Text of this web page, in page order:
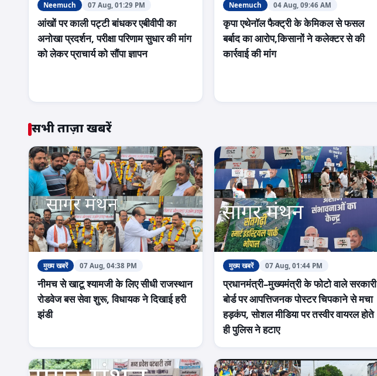
Neemuch 07 Aug, 01:29 PM
आंखों पर काली पट्टी बांधकर एबीवीपी का
अनोखा प्रदर्शन, परीक्षा परिणाम सुधार की मांग
को लेकर प्राचार्य को सौंपा ज्ञापन
Neemuch 04 Aug, 09:46 AM
कृपा एथेनॉल फैक्ट्री के केमिकल से फसल
बर्बाद का आरोप,किसानों ने कलेक्टर से की
कार्रवाई की मांग
सभी ताज़ा खबरें
मुख्य खबरें 07 Aug, 04:38 PM
नीमच से खाटू श्यामजी के लिए सीधी राजस्थान
रोडवेज बस सेवा शुरू, विधायक ने दिखाई हरी
झंडी
मुख्य खबरें 07 Aug, 01:44 PM
प्रधानमंत्री–मुख्यमंत्री के फोटो वाले सरकारी
बोर्ड पर आपत्तिजनक पोस्टर चिपकाने से मचा
हड़कंप, सोशल मीडिया पर तस्वीर वायरल होते
ही पुलिस ने हटाए